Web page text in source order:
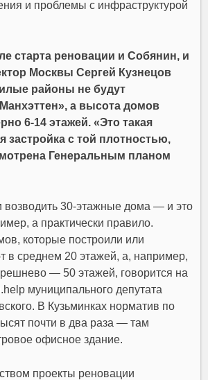
и проблемы с инфраструктурой
старта реновации и Собянин, и
Москвы Сергей Кузнецов
районы не будут
а высота домов
6-14 этажей. «Это такая
застройка с той плотностью,
Генеральным планом
возводить 30-этажные дома — и это
а практически правило.
которые построили или
в среднем 20 этажей, а, например,
— 50 этажей, говорится на
муниципального депутата
В Кузьминках норматив по
почти в два раза — там
офисное здание.
проекты реновации